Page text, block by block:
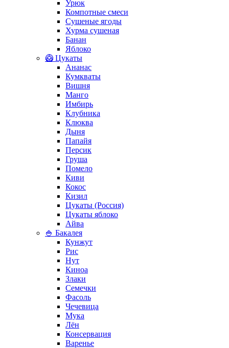
Урюк
Компотные смеси
Сушеные ягоды
Хурма сушеная
Банан
Яблоко
🥝 Цукаты
Ананас
Кумкваты
Вишня
Манго
Имбирь
Клубника
Клюква
Дыня
Папайя
Персик
Груша
Помело
Киви
Кокос
Кизил
Цукаты (Россия)
Цукаты яблоко
Айва
🍚 Бакалея
Кунжут
Рис
Нут
Киноа
Злаки
Семечки
Фасоль
Чечевица
Мука
Лён
Консервация
Варенье